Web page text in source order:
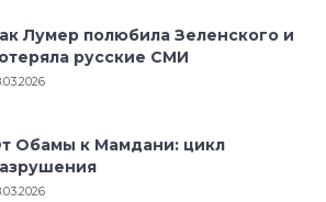
Лумер полюбила Зеленского и
русские СМИ
Обамы к Мамдани: цикл